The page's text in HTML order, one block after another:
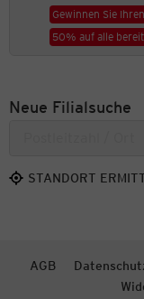
Gewinnen Sie
50% auf alle
Neue Filialsuche
STANDORT
AGB